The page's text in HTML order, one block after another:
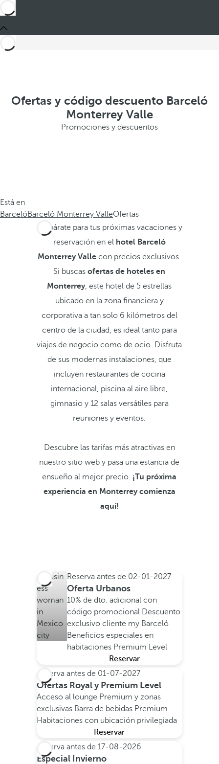
Ofertas y código descuento Barceló
Monterrey Valle
Promociones y descuentos
Está en
BarcelóBarceló Monterrey ValleOfertas
Prepárate para tus próximas vacaciones y
reservación en el hotel Barceló
Monterrey Valle con precios exclusivos.
Si buscasofertas de hoteles en
Monterrey, este hotel de 5 estrellas
ubicado en la zona financiera y
corporativa a tan solo 6 kilómetros del
centro de la ciudad, es ideal tanto para
viajes de negocio como de ocio. Disfruta
de sus modernas instalaciones, que
incluyen restaurantes de cocina
internacional, piscina al aire libre,
gimnasio y 12 salas versátiles para
reuniones y eventos.
Descubre las tarifas más atractivas en
nuestro sitio web y pasa una estancia de
ensueño al mejor precio. ¡Tu próxima
experiencia en Monterrey comienza
aquí!
Reserva antes de 02-01-2027
Oferta Urbanos
10% de dto. adicional con
código promocional Descuento
exclusivo cliente my Barceló
Beneficios especiales en
habitaciones Premium Level
Reservar
Reserva antes de 01-07-2027
Ofertas Royal y Premium Level
Acceso al lounge Premium y zonas
exclusivas Barra de bebidas Premium
Habitaciones con ubicación privilegiada
Reservar
Reserva antes de 17-08-2026
Especial Invierno